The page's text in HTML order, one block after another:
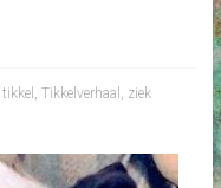
tikkel Tikkelverhaal
ziek